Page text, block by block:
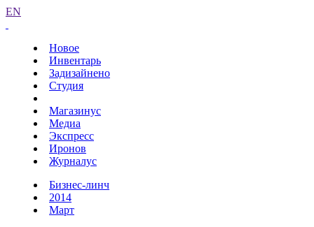
EN
Новое
Инвентарь
Задизайнено
Студия
Магазинус
Медиа
Экспресс
Иронов
Журналус
Бизнес-линч
2014
Март